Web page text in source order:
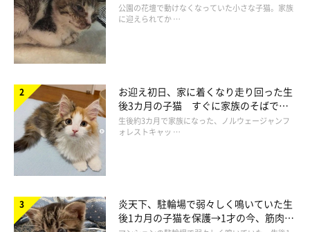
「あ〜おいしいニャ」
@sun_cat0709
sunちゃんの大満足な様子に、見ているこちらも思わずほっこり
しちゃいますね（笑）
と“姉妹”のような関係に
公園の花壇で動けなくなっていた小さな子猫。家族
に迎えられてか …
お迎え初日、家に着くなり走り回った生
後3カ月の子猫 すぐに家族のそばで落
ち着く姿に「迎えてよかった」
生後約3カ月で家族になった、ノルウェージャンフ
ォレストキャッ …
炎天下、駐輪場で弱々しく鳴いていた生
後1カ月の子猫を保護→1才の今、筋肉質